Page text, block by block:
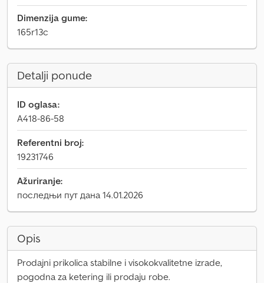
Dimenzija gume:
165r13c
Detalji ponude
ID oglasa:
A418-86-58
Referentni broj:
19231746
Ažuriranje:
последњи пут дана 14.01.2026
Opis
Prodajni prikolica stabilne i visokokvalitetne izrade,
pogodna za ketering ili prodaju robe.